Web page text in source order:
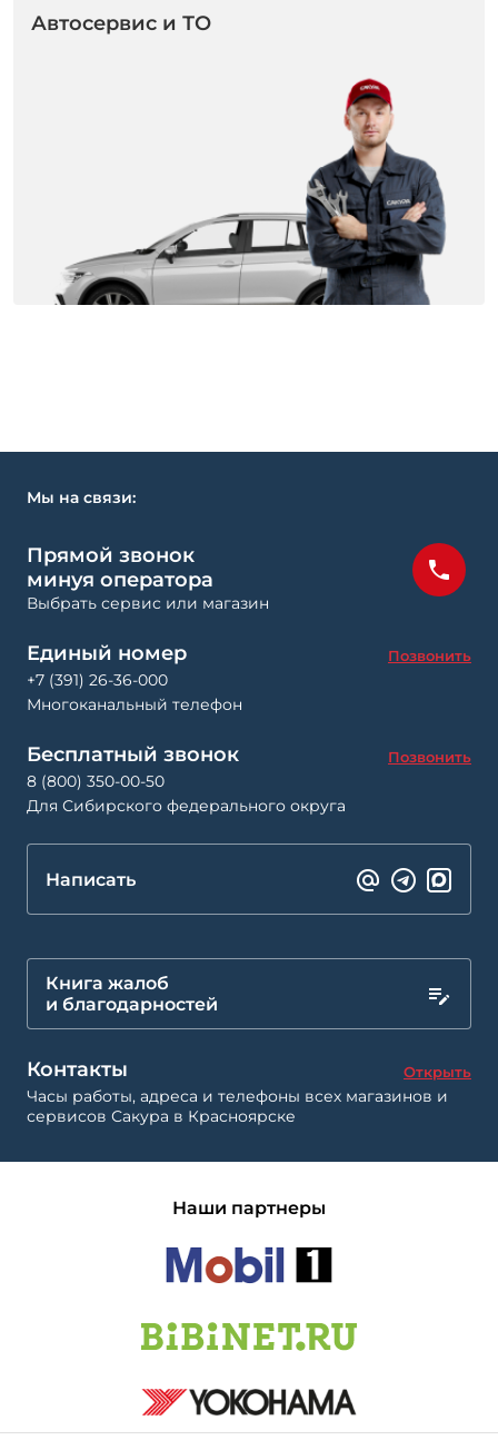
Автосервис и ТО
Мы на связи:
Прямой звонок
минуя оператора
Выбрать сервис или магазин
Единый номер Позвонить
+7 (391) 26-36-000
Многоканальный телефон
Бесплатный звонок Позвонить
8 (800) 350-00-50
Для Сибирского федерального округа
Написать
Книга жалоб
и благодарностей
Контакты Открыть
Часы работы, адреса и телефоны всех магазинов и
сервисов Сакура в Красноярске
Наши партнеры